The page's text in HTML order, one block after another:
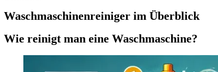
Waschmaschinenreiniger im Überblick
Wie reinigt man eine Waschmaschine?